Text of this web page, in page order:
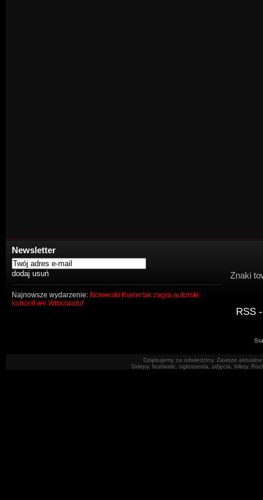
Newsletter
Najnowsze wydarzenie: Norweski Kvelertak zagra autorski
koncert we Wrocławiu!
Znaki
RSS
Dziękujemy za odwiedziny. Zawsze
Sklepy, festiwale, ogłoszenia, zdjęcia, bilety.